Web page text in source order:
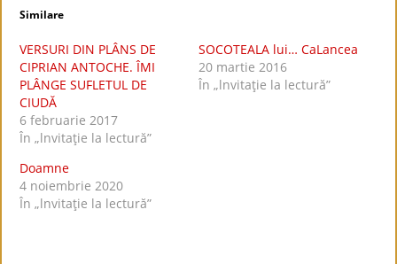
Similare
VERSURI DIN PLÂNS DE
CIPRIAN ANTOCHE. ÎMI
PLÂNGE SUFLETUL DE
CIUDĂ
6 februarie 2017
În „lnvitaţie la lectură”
SOCOTEALA lui… CaLancea
20 martie 2016
În „lnvitaţie la lectură”
Doamne
4 noiembrie 2020
În „lnvitaţie la lectură”